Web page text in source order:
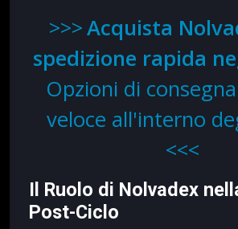
Acquista
spedizione rapida
Opzioni di
veloce all'interno
Il Ruolo di Nolvadex
Post-Ciclo